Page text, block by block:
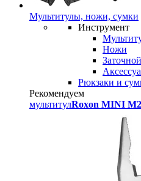
Мультитулы, ножи, сумки
Инструмент
Ножи
Рюкзаки и
Рекомендуем
мультитулRoxon MINI M2